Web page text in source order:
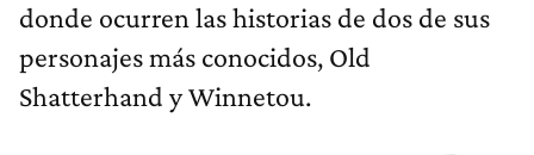
donde ocurren las historias de dos de sus
personajes más conocidos, Old
Shatterhand y Winnetou.